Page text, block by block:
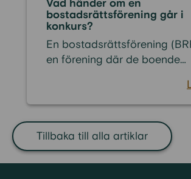
Vad händer om en
bostadsrättsförening går i
konkurs?
En bostadsrättsförening
en förening där de boende
ansvarar för den
ekonomin. I praktiken
föreningen som ett företag
inkomster, kostnader och
lån. Om föreningen inte
betala sina skulder kan den,
Tillbaka till alla artiklar